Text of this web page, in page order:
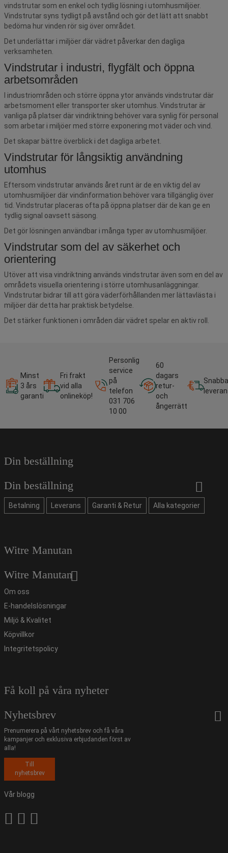
vindstrutar som en enkel och tydlig lösning i utomhusmiljöer.
Vindstrutar syns tydligt på avstånd och gör det lätt att snabbt
bedöma hur vinden rör sig över området.
Det underlättar i miljöer där vädret påverkar den dagliga
verksamheten.
Vindstrutar i industri, flygfält och öppna
arbetsområden
I industriområden och större öppna ytor används vindstrutar där
arbetsmoment eller transporter sker utomhus. Vindstrutar är
vanliga på platser där vindriktning behöver vara synlig för personal
som arbetar i miljöer med större exponering mot väder och vind.
Det skapar bättre överblick i det dagliga arbetet.
Vindstrutar för långsiktig användning
utomhus
Eftersom vindstrutar används året runt är de en viktig del av
utomhusmiljöer där vindinformation behöver vara tillgänglig över
tid. Vindstrutar placeras ofta på öppna platser där de kan ge en
tydlig signal oavsett säsong.
Det gör lösningen användbar i många typer av utomhusmiljöer.
Vindstrutar som del av säkerhet och
orientering
Utöver att visa vindriktning används vindstrutar även som en del av
områdets visuella orientering i större utomhusanläggningar.
Vindstrutar bidrar till att göra väderförhållanden mer lättavlästa i
miljöer där detta har praktisk betydelse.
Det stärker funktionen i områden där vädret spelar en aktiv roll.
Minst
3 års
garanti
Fri frakt
vid alla
onlineköp!
Personlig
service
på
telefon
031 706
10 00
60
dagars
retur-
och
ångerrätt
Snabba
Din beställning
Din beställning
Betalning Leverans Garanti & Retur Alla kategorier
Witre Manutan
Witre Manutan
Om oss
E-handelslösningar
Miljö & Kvalitet
Köpvillkor
Integritetspolicy
Få koll på våra nyheter
Nyhetsbrev
Prenumerera på vårt nyhetsbrev och få våra
kampanjer och exklusiva erbjudanden först av
alla!
Till
nyhetsbrev
Vår blogg